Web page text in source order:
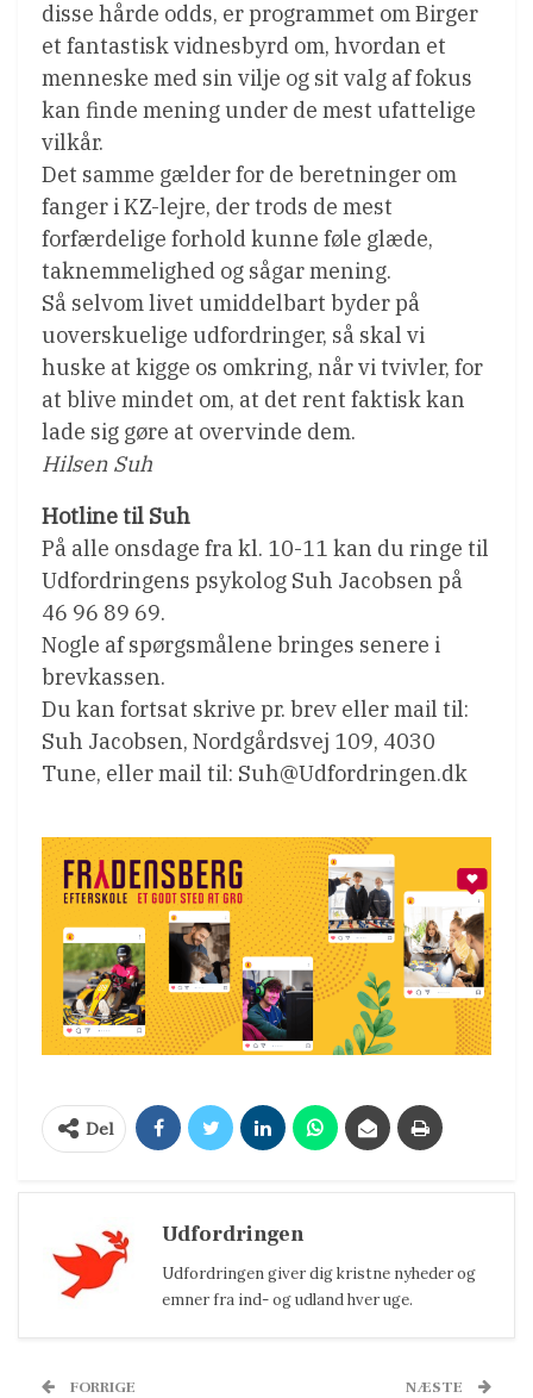
disse hårde odds, er programmet om Birger
et fantastisk vidnesbyrd om, hvordan et
menneske med sin vilje og sit valg af fokus
kan finde mening under de mest ufattelige
vilkår.
Det samme gælder for de beretninger om
fanger i KZ-lejre, der trods de mest
forfærdelige forhold kunne føle glæde,
taknemmelighed og sågar mening.
Så selvom livet umiddelbart byder på
uoverskuelige udfordringer, så skal vi
huske at kigge os omkring, når vi tvivler, for
at blive mindet om, at det rent faktisk kan
lade sig gøre at overvinde dem.
Hilsen Suh
Hotline til Suh
På alle onsdage fra kl. 10-11 kan du ringe til
Udfordringens psykolog Suh Jacobsen på
46 96 89 69.
Nogle af spørgsmålene bringes senere i
brevkassen.
Du kan fortsat skrive pr. brev eller mail til:
Suh Jacobsen, Nordgårdsvej 109, 4030
Tune, eller mail til: Suh@Udfordringen.dk
Del
Udfordringen
Udfordringen giver dig kristne nyheder og
emner fra ind- og udland hver uge.
FORRIGE NÆSTE